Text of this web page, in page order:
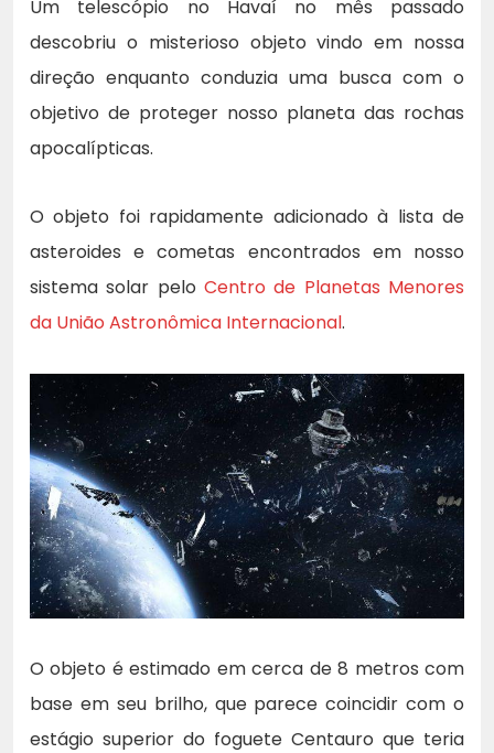
Um telescópio no Havaí no mês passado
descobriu o misterioso objeto vindo em nossa
direção enquanto conduzia uma busca com o
objetivo de proteger nosso planeta das rochas
apocalípticas.
O objeto foi rapidamente adicionado à lista de
asteroides e cometas encontrados em nosso
sistema solar pelo Centro de Planetas Menores
da União Astronômica Internacional.
O objeto é estimado em cerca de 8 metros com
base em seu brilho, que parece coincidir com o
estágio superior do foguete Centauro que teria